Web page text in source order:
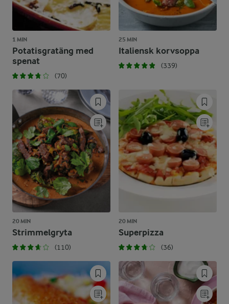
1 MIN
Potatisgratäng med
spenat
(70)
25 MIN
Italiensk korvsoppa
(339)
20 MIN
Strimmelgryta
(110)
20 MIN
Superpizza
(36)